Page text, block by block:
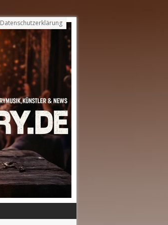
Datenschutzerklärung